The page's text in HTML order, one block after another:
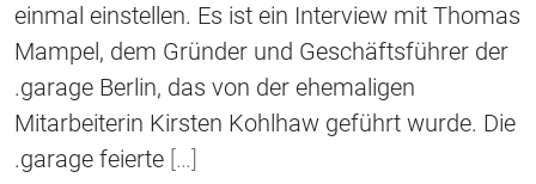
einmal einstellen. Es ist ein Interview mit Thomas
Mampel, dem Gründer und Geschäftsführer der
.garage Berlin, das von der ehemaligen
Mitarbeiterin Kirsten Kohlhaw geführt wurde. Die
.garage feierte […]